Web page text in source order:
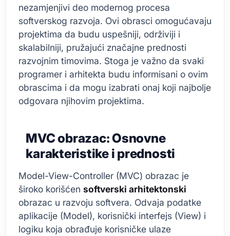
nezamjenjivi deo modernog procesa
softverskog razvoja. Ovi obrasci omogućavaju
projektima da budu uspešniji, održiviji i
skalabilniji, pružajući značajne prednosti
razvojnim timovima. Stoga je važno da svaki
programer i arhitekta budu informisani o ovim
obrascima i da mogu izabrati onaj koji najbolje
odgovara njihovim projektima.
MVC obrazac: Osnovne
karakteristike i prednosti
Model-View-Controller (MVC) obrazac je
široko korišćen softverski arhitektonski
obrazac u razvoju softvera. Odvaja podatke
aplikacije (Model), korisnički interfejs (View) i
logiku koja obrađuje korisničke ulaze